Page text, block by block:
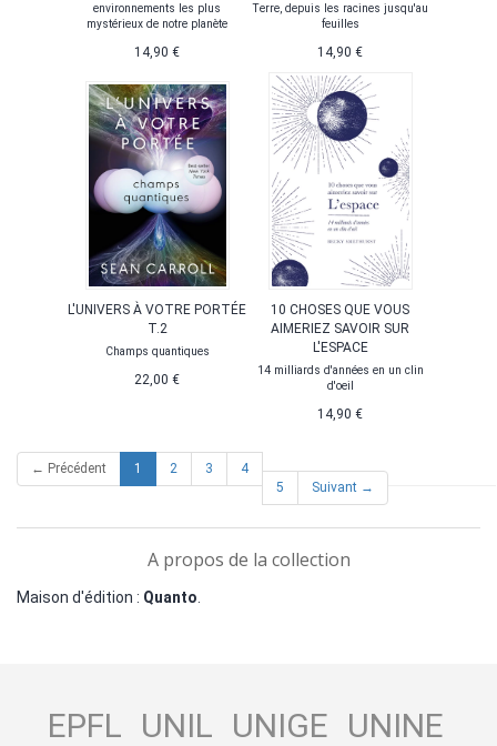
environnements les plus
mystérieux de notre planète
14,90 €
Terre, depuis les racines jusqu'au
feuilles
14,90 €
L'UNIVERS À VOTRE PORTÉE
T.2
Champs quantiques
22,00 €
10 CHOSES QUE VOUS
AIMERIEZ SAVOIR SUR
L'ESPACE
14 milliards d'années en un clin
d'oeil
14,90 €
← Précédent 1 (current)
2 3
4
5
Suivant →
A propos de la collection
Maison d'édition : Quanto
EPFL UNIL UNIGE UNINE